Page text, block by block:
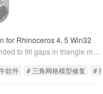
for Rhinoceros 4, 5 Win32
软件 # 三角网格模型修复 #